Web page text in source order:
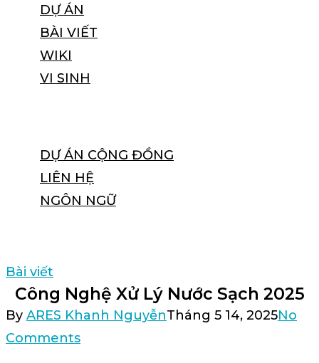
DỰ ÁN
BÀI VIẾT
WIKI
VI SINH
VI SINH XỬ LÝ AMONI & NITƠ
DỰ ÁN CỘNG ĐỒNG
LIÊN HỆ
NGÔN NGỮ
Bài viết
Công Nghệ Xử Lý Nước Sạch 2025
By ARES Khanh NguyễnTháng 5 14, 2025No
Comments